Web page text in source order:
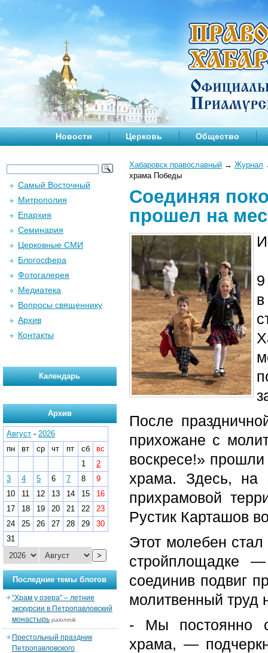
Новости Церковь Общество
Хабаровск православный → Журнал
храма Победы
Соединяя
прошел на
После
прихожане с
воскресе!» прошли
храма. Здесь, на
прихрамовой
Рустик Карташов
Этот молебен
стройплощадке
соединив подвиг
молитвенный труд
- Мы постоянно
храма, —
Самый Восточный
Митрополия
Епархия
Семинария
Церковные СМИ
Блогосфера
Фотогалерея
Медиатека
Вопросы священнику
Архив
Контакты
Календарь
Архив
Август - 2026
пн
вт ср чт пт сб
вс
1
2
3
4 5 6 7 8
9
10
11 12 13 14 15
16
17
18 19 20 21 22
23
24
25 26 27 28 29
30
31
>
Последние темы блогов
“Храм у озера” – летние
экскурсии в Петропавловский
монастырь palomnik
Престольный праздник
Петропавловского